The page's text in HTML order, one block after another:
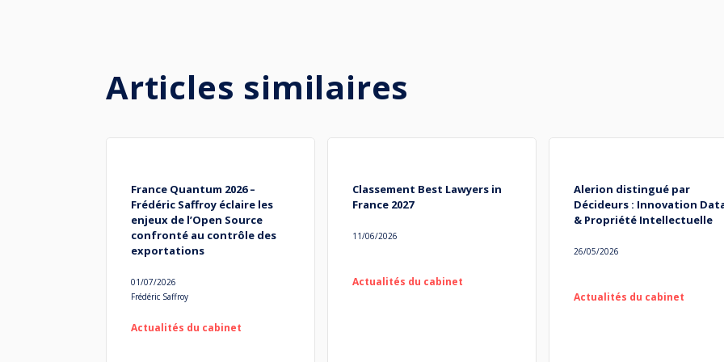
Articles similaires
France Quantum 2026 –
Frédéric Saffroy éclaire les
enjeux de l’Open Source
confronté au contrôle des
exportations
01/07/2026
Frédéric Saffroy
Actualités du cabinet
Classement Best Lawyers in
France 2027
11/06/2026
Actualités du cabinet
Alerion distingué par
Décideurs : Innovation
& Propriété Intellectuelle
26/05/2026
Actualités du cabinet